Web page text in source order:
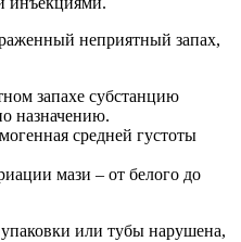
запахе субстанцию
назначению.
средней густоты
мази – от белого до
или тубы нарушена,